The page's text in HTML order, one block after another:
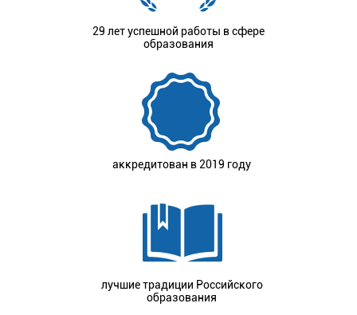
29 лет успешной работы в сфере
образования
аккредитован в 2019 году
лучшие традиции Российского
образования